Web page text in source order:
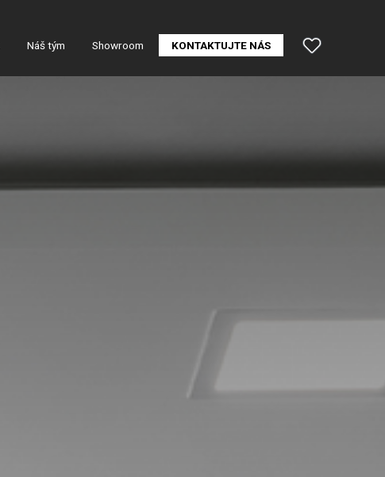
Náš tým Showroom KONTAKTUJTE NÁS